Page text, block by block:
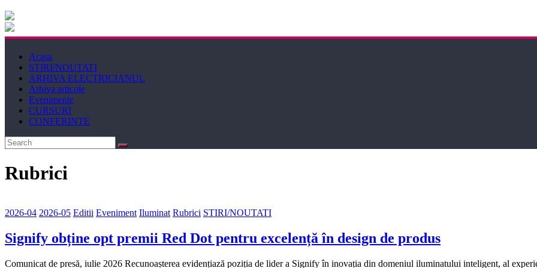
Electricianul
Revista
Electricianul
Acasa
STIRI/NOUTATI
ARHIVA ELECTRICIANUL
Arhiva articole
Evenimente
CURSURI
CONFERINTE
Rubrici
2026-04 2026-05 Editii Eveniment Iluminat Rubrici STIRI/NOUTATI
Signify obține opt premii Red Dot pentru excelență în design de produs
Comunicat de presă, iulie 2026 Recunoașterea evidențiază poziția de lider a Signify în inovația din domeniul iluminatului inteligent, al